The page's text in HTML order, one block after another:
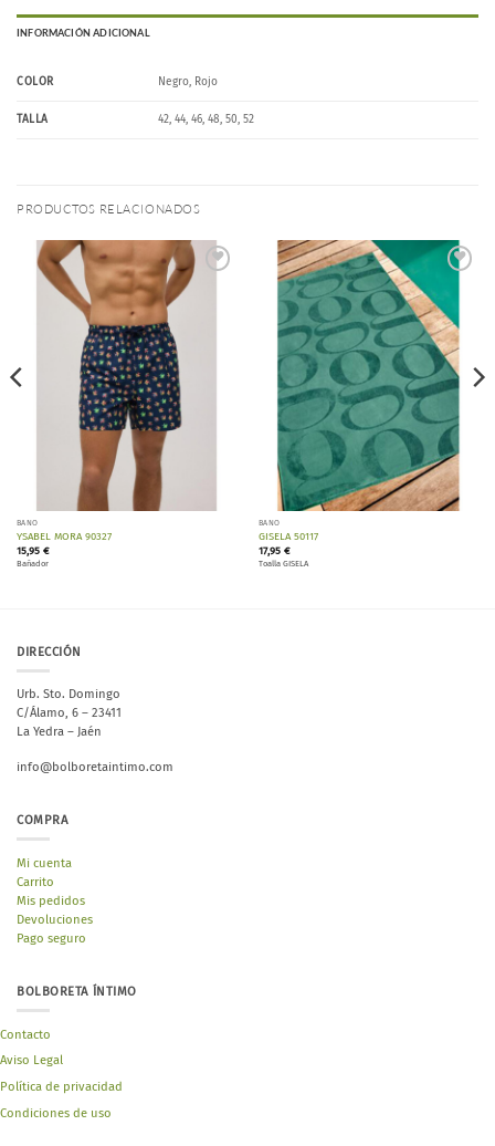
INFORMACIÓN ADICIONAL
COLOR Negro, Rojo
TALLA 42, 44, 46, 48, 50, 52
PRODUCTOS RELACIONADOS
BAÑO
YSABEL MORA 90327
15,95 €
Bañador
deseos
BAÑO
GISELA 50117
17,95 €
Toalla GISELA
DIRECCIÓN
Urb. Sto. Domingo
C/Álamo, 6 – 23411
La Yedra – Jaén
info@bolboretaintimo.com
COMPRA
Mi cuenta
Carrito
Mis pedidos
Devoluciones
Pago seguro
BOLBORETA ÍNTIMO
Contacto
Aviso Legal
Política de privacidad
Condiciones de uso